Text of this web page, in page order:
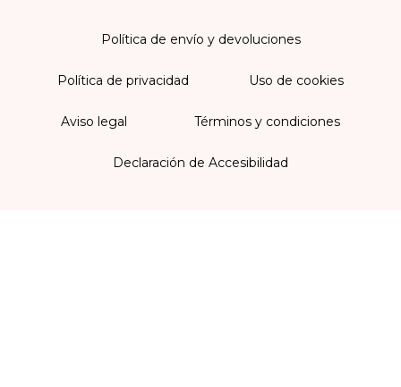
Política de envío y devoluciones
Política de privacidad Uso de cookies
Aviso legal Términos y condiciones
Declaración de Accesibilidad